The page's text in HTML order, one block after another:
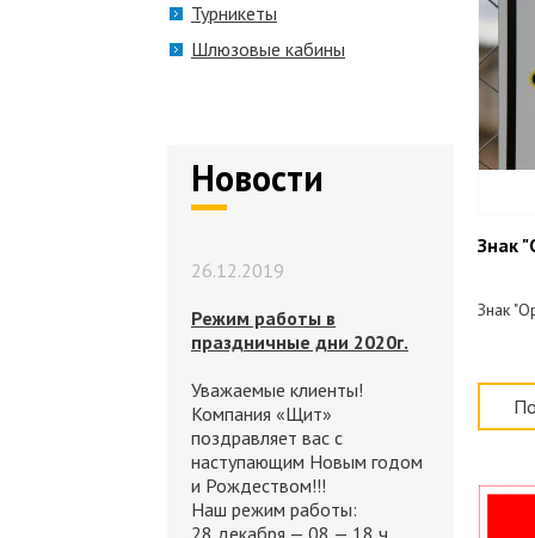
Знак
Знак
Турникеты
Шлюзовые кабины
Новости
26.12.2019
Режим работы в
праздничные дни 2020г.
Уважаемые клиенты!
Компания «Щит»
поздравляет вас с
наступающим Новым годом
и Рождеством!!!
Наш режим работы:
28 декабря — 08 — 18 ч.